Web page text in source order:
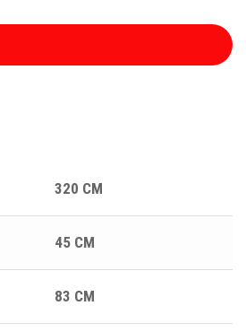
320 СМ
45 СМ
83 СМ